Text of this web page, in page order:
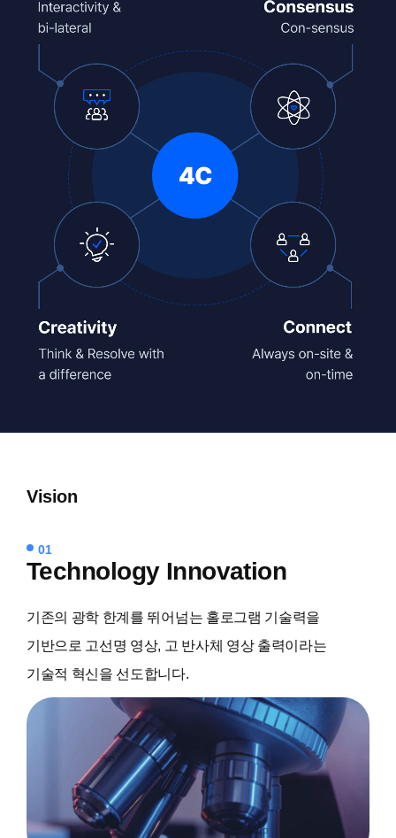
Vision
01
Technology Innovation
기존의 광학 한계를 뛰어넘는 홀로그램 기술력을
기반으로 고선명 영상, 고 반사체 영상 출력이라는
기술적 혁신을 선도합니다.